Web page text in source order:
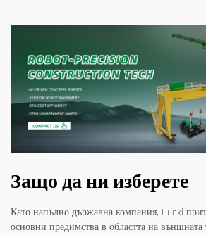
Защо да ни изберете
Като напълно държавна компания, Huaxi
основни предимства в областта на външната